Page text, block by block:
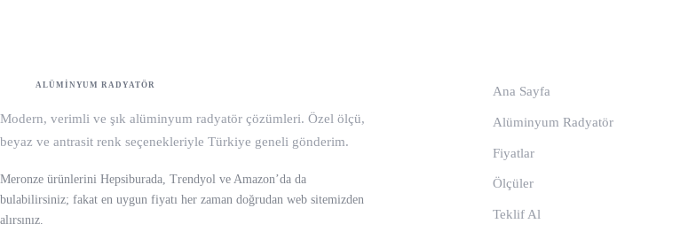
ALÜMINYUM RADYATÖR
Modern, verimli ve şık alüminyum radyatör çözümleri. Özel ölçü,
beyaz ve antrasit renk seçenekleriyle Türkiye geneli gönderim.
Meronze ürünlerini Hepsiburada, Trendyol ve Amazon’da da
bulabilirsiniz; fakat en uygun fiyatı her zaman doğrudan web sitemizden
alırsınız.
Ana Sayfa
Alüminyum Radyatör
Fiyatlar
Ölçüler
Teklif Al